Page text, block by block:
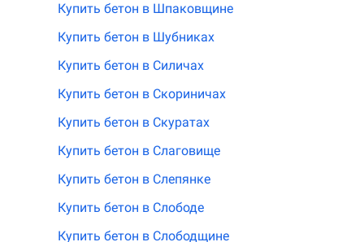
Купить бетон в Шпаковщине
Купить бетон в Шубниках
Купить бетон в Силичах
Купить бетон в Скориничах
Купить бетон в Скуратах
Купить бетон в Слаговище
Купить бетон в Слепянке
Купить бетон в Слободе
Купить бетон в Слободщине